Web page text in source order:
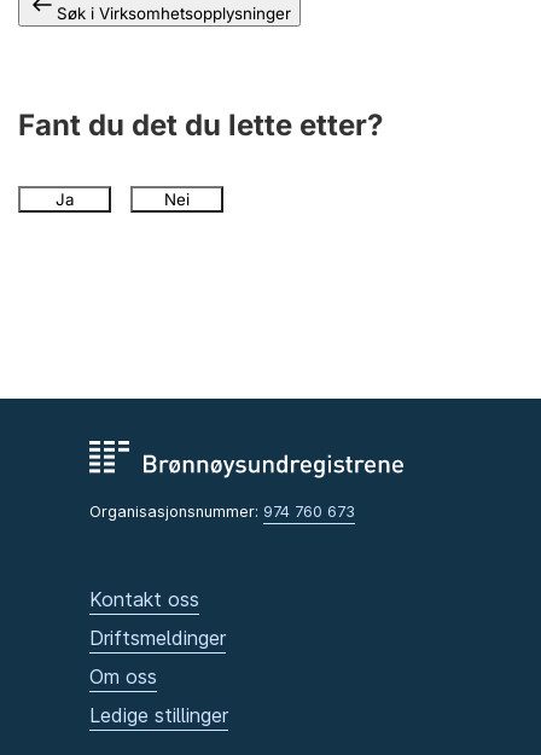
Søk i Virksomhetsopplysninger
Fant du det du lette etter?
Ja Nei
Organisasjonsnummer: 974 760 673
Kontakt oss
Driftsmeldinger
Om oss
Ledige stillinger